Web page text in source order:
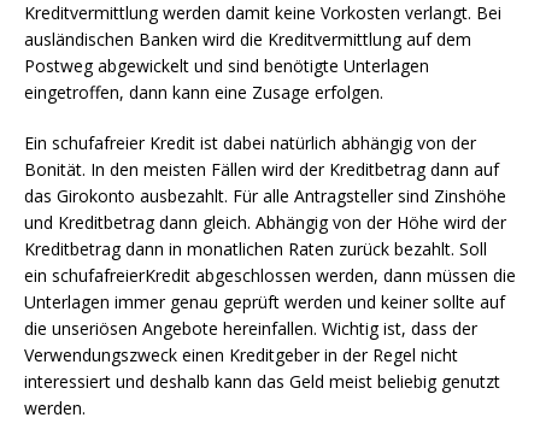
Kreditvermittlung werden damit keine Vorkosten verlangt. Bei
ausländischen Banken wird die Kreditvermittlung auf dem
Postweg abgewickelt und sind benötigte Unterlagen
eingetroffen, dann kann eine Zusage erfolgen.
Ein schufafreier Kredit ist dabei natürlich abhängig von der
Bonität. In den meisten Fällen wird der Kreditbetrag dann auf
das Girokonto ausbezahlt. Für alle Antragsteller sind Zinshöhe
und Kreditbetrag dann gleich. Abhängig von der Höhe wird der
Kreditbetrag dann in monatlichen Raten zurück bezahlt. Soll
ein schufafreierKredit abgeschlossen werden, dann müssen die
Unterlagen immer genau geprüft werden und keiner sollte auf
die unseriösen Angebote hereinfallen. Wichtig ist, dass der
Verwendungszweck einen Kreditgeber in der Regel nicht
interessiert und deshalb kann das Geld meist beliebig genutzt
werden.